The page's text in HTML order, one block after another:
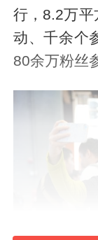
行，8.2万平
动、千余个
80余万粉丝